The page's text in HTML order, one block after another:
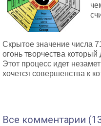
Скрытое значение числа
огонь творчества
Этот процесс идет
хочется совершенства к
Все комментарии